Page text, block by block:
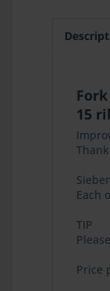
15
Each
TIP
Price